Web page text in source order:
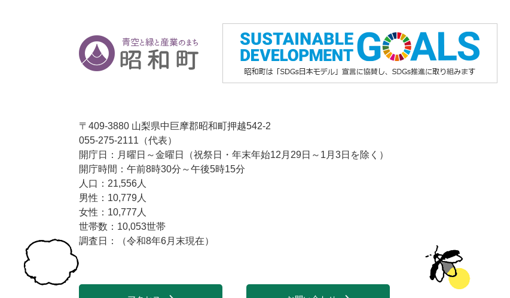
〒409-3880 山梨県中巨摩郡昭和町押越542-2
055-275-2111（代表）
開庁日：月曜日～金曜日（祝祭日・年末年始12月29日～1月3日を除く）
開庁時間：午前8時30分～午後5時15分
人口：21,556人
男性：10,779人
女性：10,777人
世帯数：10,053世帯
調査日：（令和8年6月末現在）